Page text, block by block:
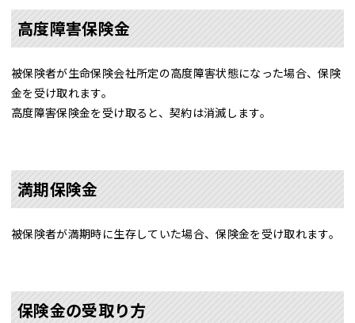
高度障害保険金
被保険者が生命保険会社所定の高度障害状態になった場合、保険
金を受け取れます。
高度障害保険金を受け取ると、契約は消滅します。
満期保険金
被保険者が満期時に生存していた場合、保険金を受け取れます。
保険金の受取り方